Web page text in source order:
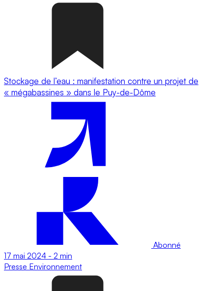
Stockage de l’eau : manifestation contre un projet de
« mégabassines » dans le Puy-de-Dôme
Abonné
17 mai 2024 - 2 min
Presse Environnement